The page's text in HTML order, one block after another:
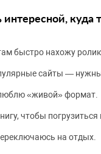
интересной,
быстро нахожу
сайты —
«живой» формат.
чтобы погрузиться
на отдых.